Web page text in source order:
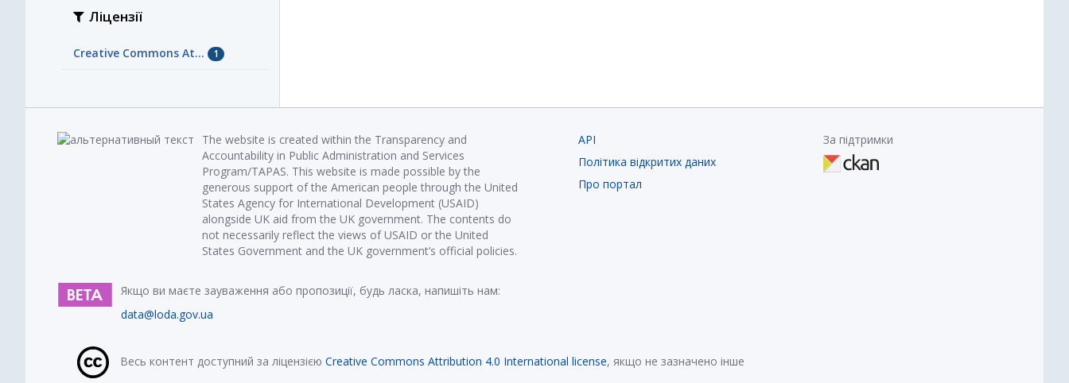
Ліцензії
Creative Commons At... 1
The website is created within the Transparency and
Accountability in Public Administration and Services
Program/TAPAS. This website is made possible by the
generous support of the American people through the United
States Agency for International Development (USAID)
alongside UK aid from the UK government. The contents do
not necessarily reflect the views of USAID or the United
States Government and the UK government’s official policies.
Якщо ви маєте зауваження або пропозиції, будь ласка, напишіть нам:
data@loda.gov.ua
API
Політика відкритих даних
Про портал
За підтримки
Весь контент доступний за ліцензією Creative Commons Attribution 4.0 International license, якщо не зазначено інше